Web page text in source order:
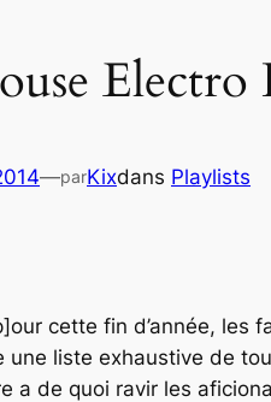
Electro
—parKixdans Playlists
cette fin d’année, les
une liste exhaustive de
a de quoi ravir les